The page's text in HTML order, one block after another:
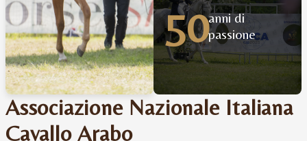
50anni di
passione
Associazione Nazionale Italiana
Cavallo Arabo